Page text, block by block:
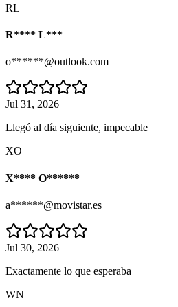
RL
R**** L***
o******@outlook.com
Jul 31, 2026
Llegó al día siguiente, impecable
XO
X**** O******
a******@movistar.es
Jul 30, 2026
Exactamente lo que esperaba
WN